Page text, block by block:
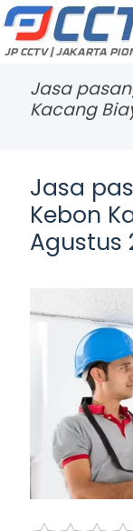
Jasa
Kacang
Jasa
Kebon
Agustus